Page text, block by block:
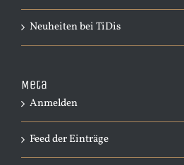
Neuheiten bei TiDis
Meta
Anmelden
Feed der Einträge